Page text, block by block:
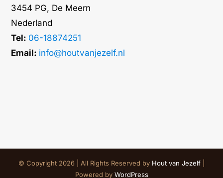
3454 PG, De Meern
Nederland
Tel: 06-18874251
Email: info@houtvanjezelf.nl
© Copyright 2026 | All Rights Reserved by Hout van Jezelf
Powered by WordPress